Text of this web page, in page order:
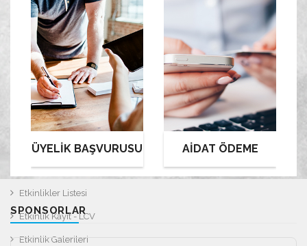
ÜYELİK BAŞVURUSU AİDAT ÖDEME
SPONSORLAR
KURULLAR
Yönetim Kurulu
Denetleme Kurulu
Çalışma Grupları
Üye Listesi
ETKINLIKLER
Etkinlik Takvimi
Etkinlikler Listesi
Etkinlik Kayıt - LCV
Etkinlik Galerileri